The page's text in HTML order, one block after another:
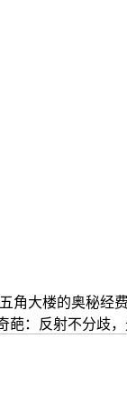
大楼的奥秘经
：反射不分歧